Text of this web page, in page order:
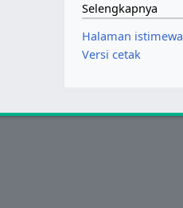
Selengkapnya
Halaman istimewa
Versi cetak